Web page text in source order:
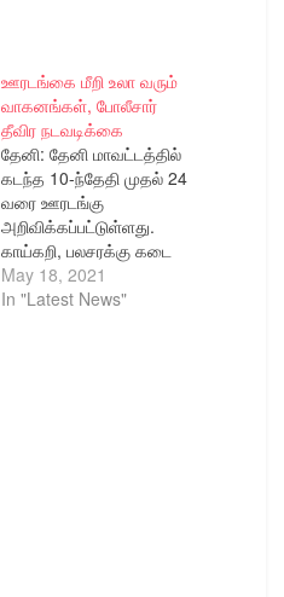
ஊரடங்கை மீறி உலா வரும்
வாகனங்கள், போலீசார்
தீவிர நடவடிக்கை
தேனி: தேனி மாவட்டத்தில்
கடந்த 10-ந்தேதி முதல் 24
வரை ஊரடங்கு
அறிவிக்கப்பட்டுள்ளது.
காய்கறி, பலசரக்கு கடை
மட்டும் காலை 10 மணிவரை
திறக்க
May 18, 2021
In "Latest News"